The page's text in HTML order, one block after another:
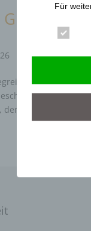
der
mich seit
Für